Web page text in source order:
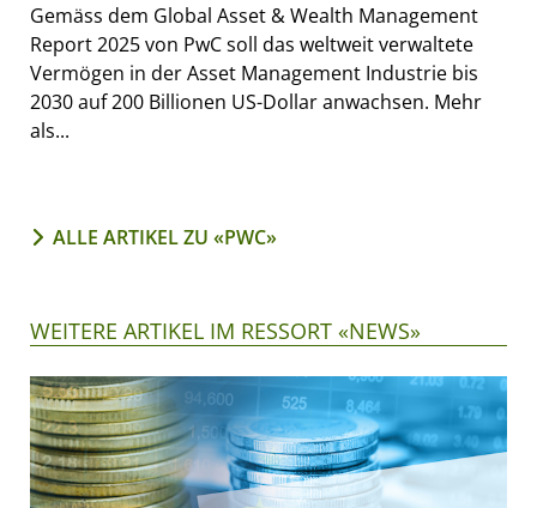
Gemäss dem Global Asset & Wealth Management
Report 2025 von PwC soll das weltweit verwaltete
Vermögen in der Asset Management Industrie bis
2030 auf 200 Billionen US-Dollar anwachsen. Mehr
als...
ALLE ARTIKEL ZU «PWC»
WEITERE ARTIKEL IM RESSORT «NEWS»